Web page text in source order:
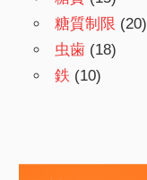
糖質制限 (20)
虫歯 (18)
鉄 (10)